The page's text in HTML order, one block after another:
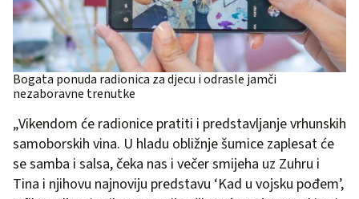
Bogata ponuda radionica za djecu i odrasle jamči
nezaboravne trenutke
„Vikendom će radionice pratiti i predstavljanje vrhunskih
samoborskih vina. U hladu obližnje šumice zaplesat će
se samba i salsa, čeka nas i večer smijeha uz Zuhru i
Tina i njihovu najnoviju predstavu ‘Kad u vojsku pođem’,